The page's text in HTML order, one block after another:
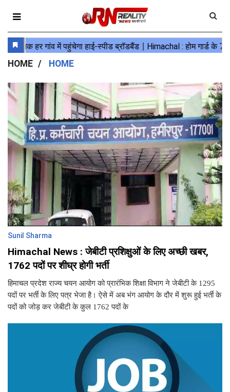
HOME HOME
Sunil Sharma
Himachal News : जेबीटी प्रशिक्षुओं के लिए अच्छी खबर,
1762 पदों पर शीघ्र होगी भर्ती
हिमाचल प्रदेश राज्य चयन आयोग को प्रारंभिक शिक्षा विभाग ने जेबीटी के 1295
पदों पर भर्ती के लिए पत्र भेजा है। ऐसे में अब भंग आयोग के दौर में शुरू हुई भर्ती के
पदों को जोड़ कर जेबीटी के कुल 1762 पदों के